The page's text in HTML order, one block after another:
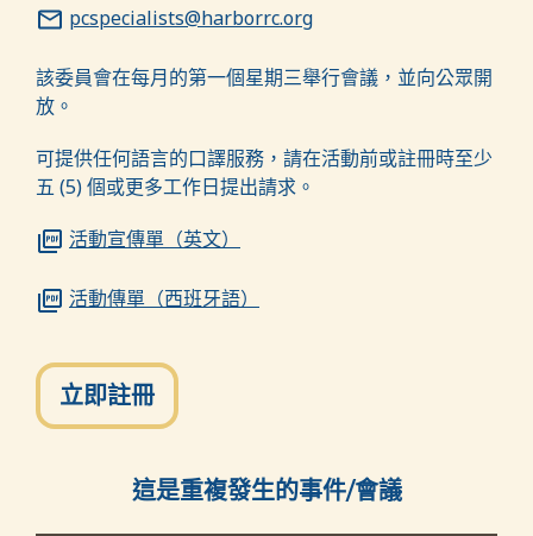
pcspecialists@harborrc.org
該委員會在每月的第一個星期三舉行會議，並向公眾開
放。
可提供任何語言的口譯服務，請在活動前或註冊時至少
五 (5) 個或更多工作日提出請求。
活動宣傳單（英文）
活動傳單（西班牙語）
立即註冊
這是重複發生的事件/會議